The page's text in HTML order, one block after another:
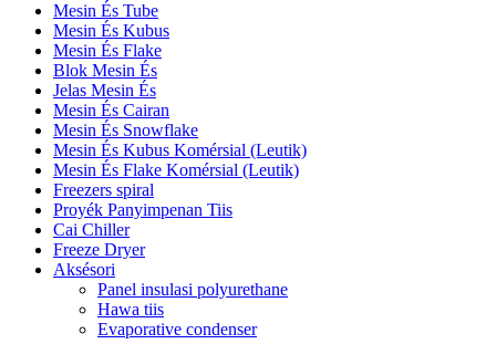
Mesin És Tube
Mesin És Kubus
Mesin És Flake
Blok Mesin És
Jelas Mesin És
Mesin És Cairan
Mesin És Snowflake
Mesin És Kubus Komérsial (Leutik)
Mesin És Flake Komérsial (Leutik)
Freezers spiral
Proyék Panyimpenan Tiis
Cai Chiller
Freeze Dryer
Aksésori
Panel insulasi polyurethane
Hawa tiis
Evaporative condenser